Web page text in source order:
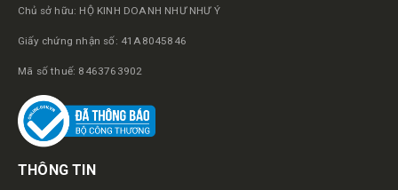
Chủ sở hữu: HỘ KINH DOANH NHƯ NHƯ Ý
Giấy chứng nhận số: 41A8045846
Mã số thuế: 8463763902
THÔNG TIN